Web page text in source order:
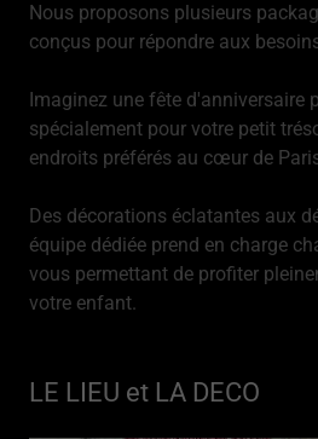
Nous proposons plusieurs
conçus pour répondre aux
Imaginez une fête d'anniversaire
spécialement pour votre petit
endroits préférés au cœur de
Des décorations éclatantes aux
équipe dédiée prend en charge
vous permettant de profiter
votre enfant.
LE LIEU et LA DECO